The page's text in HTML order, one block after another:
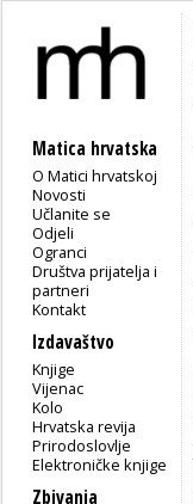
Matica hrvatska
O Matici hrvatskoj
Novosti
Učlanite se
Odjeli
Ogranci
Društva prijatelja i
partneri
Kontakt
Izdavaštvo
Knjige
Vijenac
Kolo
Hrvatska revija
Prirodoslovlje
Elektroničke knjige
Zbivanja